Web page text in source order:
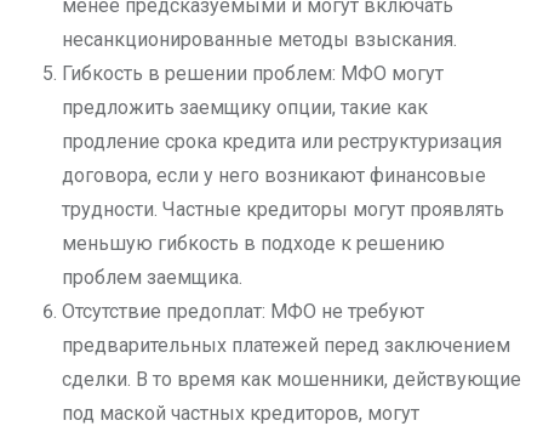
менее предсказуемыми и могут включать
несанкционированные методы взыскания.
Гибкость в решении проблем: МФО могут
предложить заемщику опции, такие как
продление срока кредита или реструктуризация
договора, если у него возникают финансовые
трудности. Частные кредиторы могут проявлять
меньшую гибкость в подходе к решению
проблем заемщика.
Отсутствие предоплат: МФО не требуют
предварительных платежей перед заключением
сделки. В то время как мошенники, действующие
под маской частных кредиторов, могут